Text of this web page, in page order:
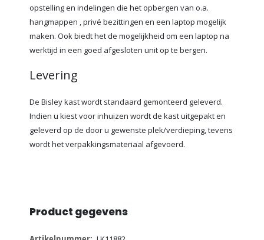
opstelling en indelingen die het opbergen van o.a.
hangmappen , privé bezittingen en een laptop mogelijk
maken. Ook biedt het de mogelijkheid om een laptop na
werktijd in een goed afgesloten unit op te bergen.
Levering
De Bisley kast wordt standaard gemonteerd geleverd.
Indien u kiest voor inhuizen wordt de kast uitgepakt en
geleverd op de door u gewenste plek/verdieping, tevens
wordt het verpakkingsmateriaal afgevoerd.
Product gegevens